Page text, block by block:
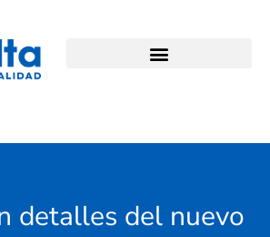
detalles del nuevo